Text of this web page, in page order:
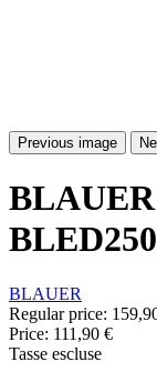
Previous image
BLAUER
Regular price:
Price: 111,90 €
Tasse escluse